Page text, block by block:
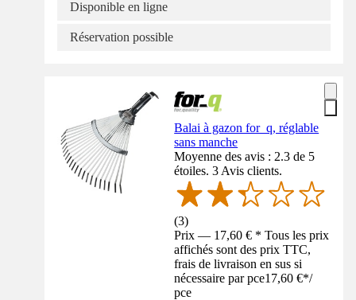
Disponible en ligne
Réservation possible
Balai à gazon for_q, réglable
sans manche
Moyenne des avis : 2.3 de 5
étoiles. 3 Avis clients.
(3)
Prix — 17,60 € * Tous les prix
affichés sont des prix TTC,
frais de livraison en sus si
nécessaire par pce17,60 €*/
pce